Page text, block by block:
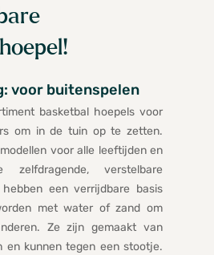
voor buitenspelen
basketbal hoepels voor
om in de tuin op te zetten.
voor alle leeftijden en
zelfdragende, verstelbare
hebben een verrijdbare basis
met water of zand om
Ze zijn gemaakt van
en kunnen tegen een stootje.